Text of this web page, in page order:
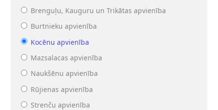
Brenguļu, Kauguru un Trikātas apvienība
Burtnieku apvienība
Kocēnu apvienība
Mazsalacas apvienība
Naukšēnu apvienība
Rūjienas apvienība
Strenču apvienība